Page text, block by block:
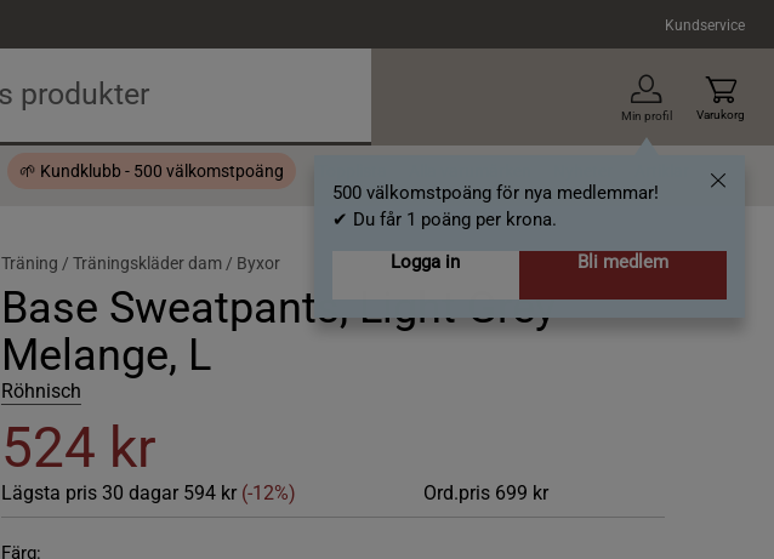
Kundservice
Min profil
500 välkomstpoäng för nya medlemmar!
✔ Du får 1 poäng per krona.
Logga in
Bli medlem
Varukorg
🌱 Kundklubb - 500 välkomstpoäng
Träning / Träningskläder dam / Byxor
Base Sweatpants, Light Grey
Melange, L
Röhnisch
524 kr
Lägsta pris 30 dagar 594 kr (-12%) Ord.pris 699 kr
Färg: